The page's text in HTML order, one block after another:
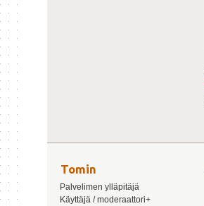
Tomin
Palvelimen ylläpitäjä
Käyttäjä / moderaattori+